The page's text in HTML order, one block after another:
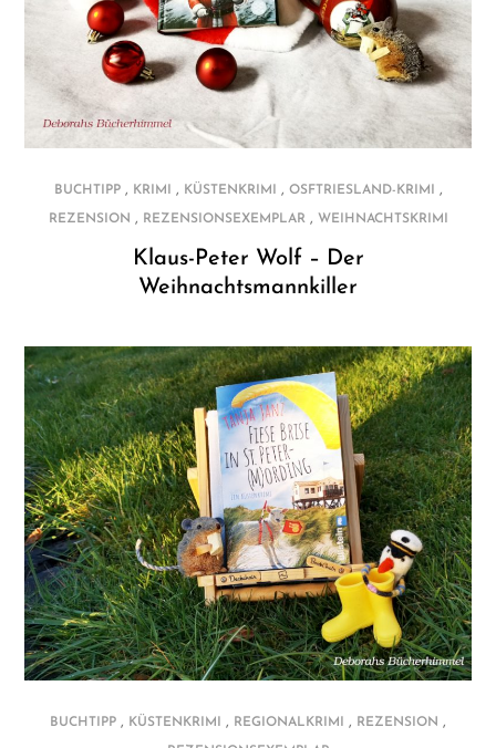
BUCHTIPP, KRIMI , KÜSTENKRIMI , OSFTRIESLAND-KRIMI ,
REZENSION , REZENSIONSEXEMPLAR, WEIHNACHTSKRIMI
Klaus-Peter Wolf – Der
Weihnachtsmannkiller
BUCHTIPP , KÜSTENKRIMI , REGIONALKRIMI , REZENSION ,